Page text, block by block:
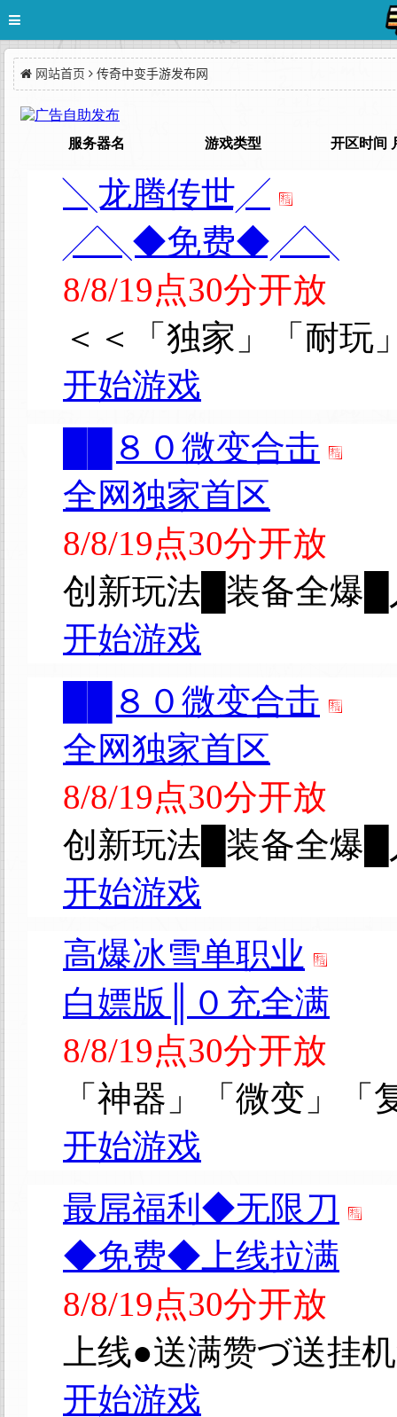
网站首页 传奇中变手游发布网